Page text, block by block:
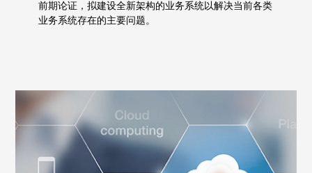
前期论证，拟建设全新架构的业务系统以解决当前各类
业务系统存在的主要问题。